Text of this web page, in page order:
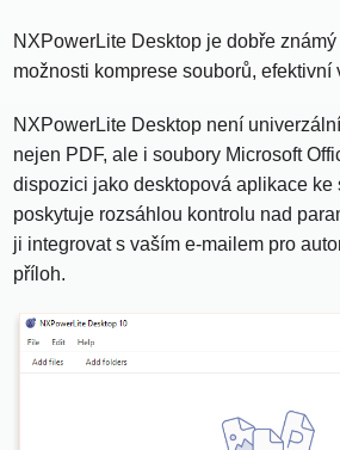
NXPowerLite Desktop je dobře
možnosti komprese souborů, efektivní
NXPowerLite Desktop není
nejen PDF, ale i soubory Microsoft
dispozici jako desktopová aplikace ke
poskytuje rozsáhlou kontrolu nad
ji integrovat s vaším e-mailem pro
příloh.